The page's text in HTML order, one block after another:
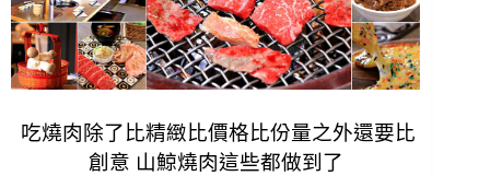
吃燒肉除了比精緻比價格比份量之外還要比
創意 山鯨燒肉這些都做到了